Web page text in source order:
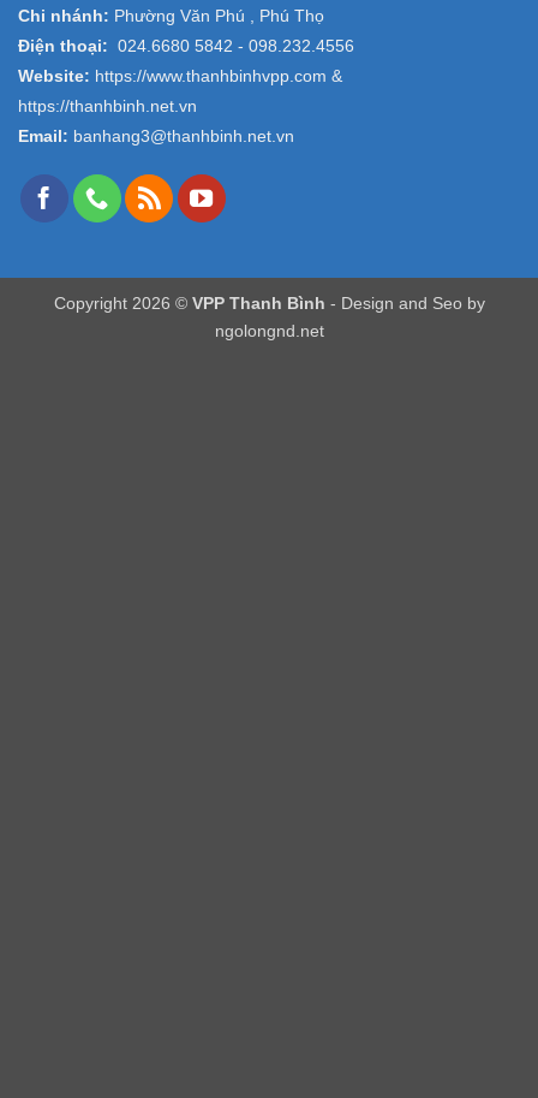
Chi nhánh: Phường Văn Phú , Phú Thọ
Điện thoại: 024.6680 5842 - 098.232.4556
Website: https://www.thanhbinhvpp.com &
https://thanhbinh.net.vn
Email: banhang3@thanhbinh.net.vn
Copyright 2026 © VPP Thanh Bình - Design and Seo by
ngolongnd.net